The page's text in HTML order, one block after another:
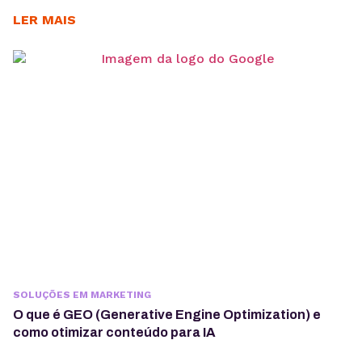
considerando integrações, observabilidade, custos
vai além de escolher um modelo de linguagem ou
LER MAIS
SOLUÇÕES EM MARKETING
O que é GEO (Generative Engine Optimization) e
como otimizar conteúdo para IA